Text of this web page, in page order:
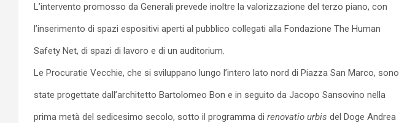
L’intervento promosso da Generali prevede inoltre la valorizzazione del terzo piano, con
l’inserimento di spazi espositivi aperti al pubblico collegati alla Fondazione The Human
Safety Net, di spazi di lavoro e di un auditorium.
Le Procuratie Vecchie, che si sviluppano lungo l’intero lato nord di Piazza San Marco, sono
state progettate dall’architetto Bartolomeo Bon e in seguito da Jacopo Sansovino nella
prima metà del sedicesimo secolo, sotto il programma di renovatio urbis del Doge Andrea